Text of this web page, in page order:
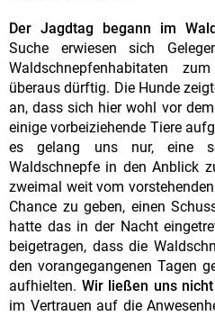
Der Jagdtag begann im Wald
Suche erwiesen sich
Waldschnepfenhabitaten
überaus dürftig. Die Hunde
an, dass sich hier wohl vor
einige vorbeiziehende Tiere
es gelang uns nur, eine
Waldschnepfe in den Anblick
zweimal weit vom
Chance zu geben, einen
hatte das in der Nacht
beigetragen, dass die
den vorangegangenen Tagen
aufhielten. Wir ließen uns
im Vertrauen auf die